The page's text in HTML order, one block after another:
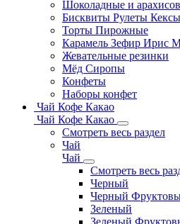
Шоколадные и
Бисквиты Рулеты
Торты Пирожные
Карамель Зефир Ирис
Жевательные резинки
Мёд Сиропы
Конфеты
Наборы конфет
Чай Кофе Какао
Чай Кофе Какао
Смотреть весь раздел
Чай
Чай
Смотреть весь
Черный
Черный
Зеленый
Зеленый